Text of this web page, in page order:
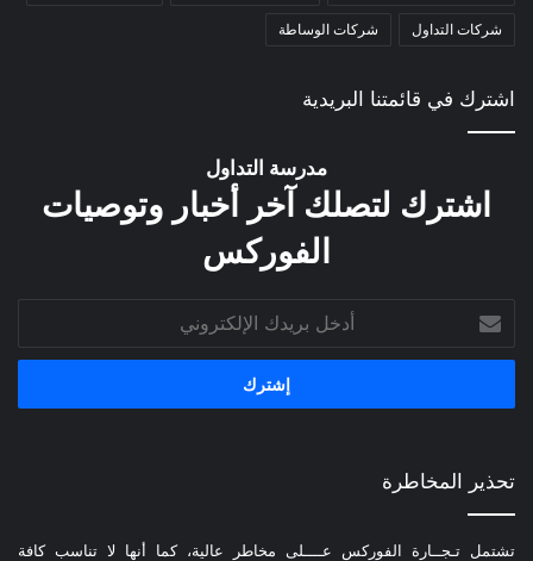
شركات التداول شركات الوساطة
اشترك في قائمتنا البريدية
مدرسة التداول
اشترك لتصلك آخر أخبار وتوصيات
الفوركس
بريدك
الإلكتروني
تحذير المخاطرة
تشتمل تـجــارة الفوركس عــــلى مخاطر عالية، كما أنها لا تناسب كافة